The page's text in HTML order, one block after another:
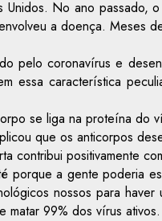
No ano
a doença.
pelo coronavírus e
essa característica
se liga na proteína do
que os anticorpos
contribui positivamente
porque a gente poderia
nossos para
matar 99% dos vírus ativos.